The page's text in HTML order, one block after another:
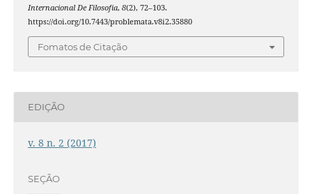
Internacional De Filosofia, 8(2), 72–103.
https://doi.org/10.7443/problemata.v8i2.35880
Fomatos de Citação
EDIÇÃO
v. 8 n. 2 (2017)
SEÇÃO